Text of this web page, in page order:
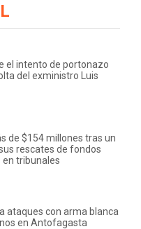
el intento de portonazo
del exministro Luis
de $154 millones tras un
rescates de fondos
tribunales
ataques con arma blanca
en Antofagasta